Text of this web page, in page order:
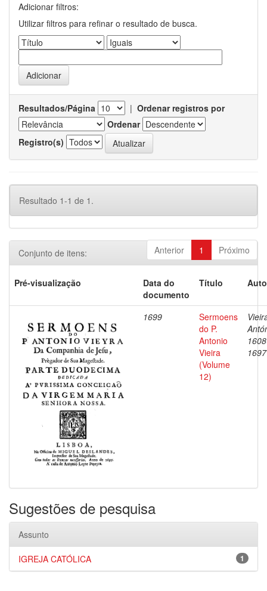
Adicionar filtros:
Utilizar filtros para refinar o resultado de busca.
Resultados/Página | Ordenar registros por
Ordenar
Registro(s)
Resultado 1-1 de 1.
Anterior 1 Próximo
Conjunto de itens:
Pré-visualização
Data do
documento
Título
1699
Sermoens
do P.
Antonio
Vieira
(Volume
12)
1697
Sugestões de pesquisa
Assunto
1
IGREJA CATÓLICA